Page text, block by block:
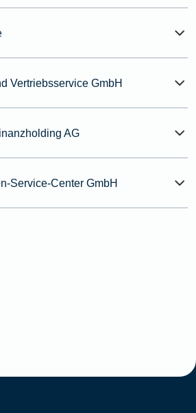
Vertriebsservice GmbH
AG
Service-Center GmbH